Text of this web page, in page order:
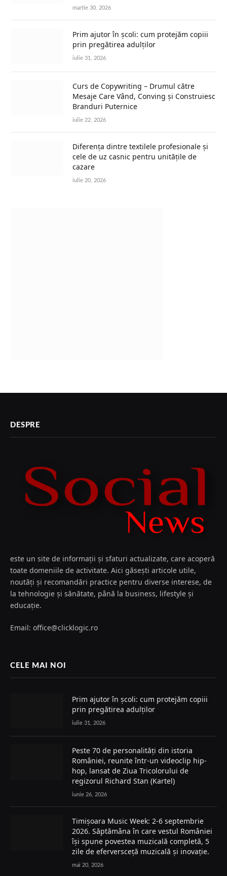
martie 30, 2026
Prim ajutor în școli: cum protejăm copiii
prin pregătirea adulților
iulie 31, 2026
Curs de Copywriting – Drumul către
Mesaje Care Vând, Conving și Construiesc
Branduri Puternice
iulie 22, 2026
Diferența dintre textilele profesionale și
cele de uz casnic pentru unitățile de
cazare
iulie 20, 2026
DESPRE
este un site de informații și sfaturi actualizate, care acoperă
toate domeniile de activitate. Aici găsești articole utile,
noutăți și recomandări practice pentru diverse interese, de
la tehnologie și sănătate, până la business, lifestyle și
educație.
Email: office@clicklogic.ro
CELE MAI NOI
Prim ajutor în școli: cum protejăm copiii
prin pregătirea adulților
iulie 31, 2026
Peste 70 de personalități din istoria
României, reunite într-un videoclip hip-
hop, lansat de Ziua Tricolorului de
regizorul Richard Stan (Kartel)
iunie 26, 2026
Timișoara Music Week: 2-6 septembrie
2026. Săptămâna în care vestul României
își spune povestea muzicală completă, 5
zile de eferversceță muzicală și inovație.
mai 20, 2026